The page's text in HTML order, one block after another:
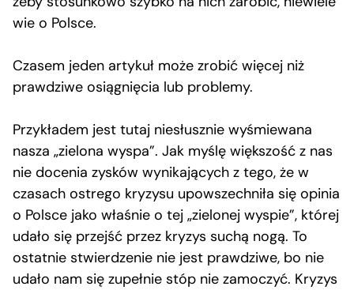
wie o Polsce.
Czasem jeden artykuł może zrobić więcej niż
prawdziwe osiągnięcia lub problemy.
Przykładem jest tutaj niesłusznie wyśmiewana
nasza „zielona wyspa”. Jak myślę większość z nas
nie docenia zysków wynikających z tego, że w
czasach ostrego kryzysu upowszechniła się opinia
o Polsce jako właśnie o tej „zielonej wyspie”, której
udało się przejść przez kryzys suchą nogą. To
ostatnie stwierdzenie nie jest prawdziwe, bo nie
udało nam się zupełnie stóp nie zamoczyć. Kryzys